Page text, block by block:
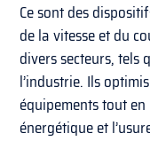
Ce sont des
de la vitesse et du
divers secteurs, tels
l’industrie. Ils
équipements tout
énergétique et